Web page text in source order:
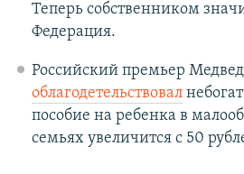
Теперь собственником
Федерация.
Российский премьер
облагодетельствовал
пособие на ребенка в
семьях увеличится с 50